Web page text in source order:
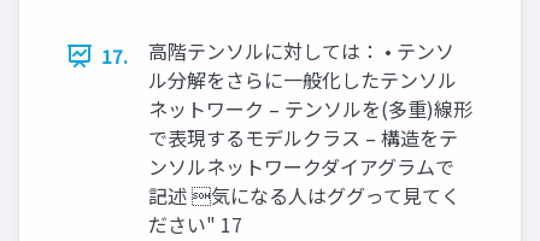
17.
高階テンソルに対しては： • テンソ
ル分解をさらに一般化したテンソル
ネットワーク – テンソルを(多重)線形
で表現するモデルクラス – 構造をテ
ンソルネットワークダイアグラムで
記述 気になる人はググって見てく
ださい" 17